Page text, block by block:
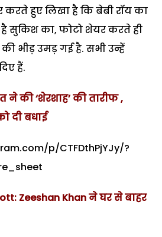
करते हुए लिखा है कि बेबी रॉय का
सुकिश का, फोटो शेयर करते ही
भीड़ उमड़ गई है. सभी उन्हें
हैं.
की ‘शेरशाह’ की तारीफ ,
दी बधाई
p/CTFDthPjYJy/?
Zeeshan Khan ने घर से बाहर